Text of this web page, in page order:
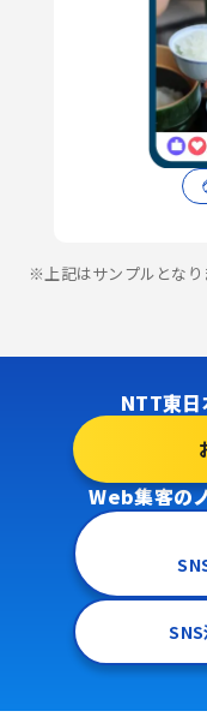
※上記はサンプルとなり
NTT東日
Web集客の